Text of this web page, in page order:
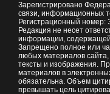
Зарегистрировано
связи, информационных
Регистрационный
Редакция не несет
информации,
Запрещено полное или
любых материалов сайта,
тексты и изображения.
материалов в
обязательна. Объем
превышать цель